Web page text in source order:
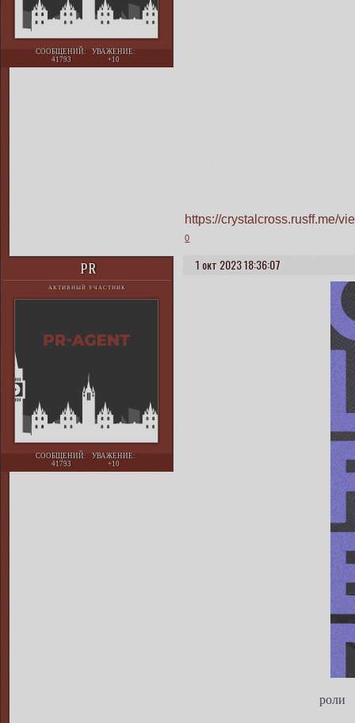
СООБЩЕНИЙ:
41793
УВАЖЕНИЕ:
+10
https://crystalcross.rusff.me/
0
1 окт 2023 18:36:07
PR
АКТИВНЫЙ УЧАСТНИК
СООБЩЕНИЙ:
41793
УВАЖЕНИЕ:
+10
роли